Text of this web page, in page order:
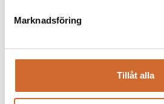
Marknadsföring
Tillåt alla